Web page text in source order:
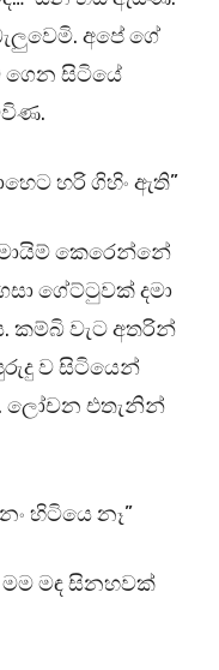
අපේ ගේ
ගෙන සිටියේ
හරි ගිහිං ඇති”
කෙරෙන්නේ
ගේට්ටුවක් දමා
කම්බි වැට අතරින්
ව සිටියෙන්
ලෝචන එතැනින්
හිටියෙ නෑ”
මඳ සිනහවක්